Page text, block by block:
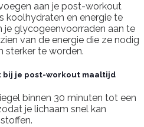
aan je post-workout
koolhydraten en energie te
je glycogeenvoorraden aan te
van de energie die ze nodig
sterker te worden.
bij je post-workout maaltijd
binnen 30 minuten tot een
je lichaam snel kan